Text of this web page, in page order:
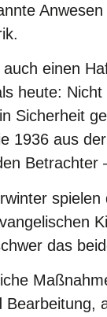
einen
heute:
Sicherheit
1936 aus
das